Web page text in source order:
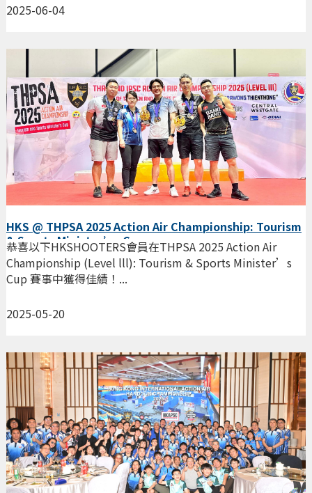
2025-06-04
HKS @ THPSA 2025 Action Air Championship: Tourism
& Sports Minister’s Cup
2025-05-20
恭喜以下HKSHOOTERS會員在THPSA 2025 Action Air
Championship (Level lll): Tourism & Sports Minister’s
Cup 賽事中獲得佳績！...